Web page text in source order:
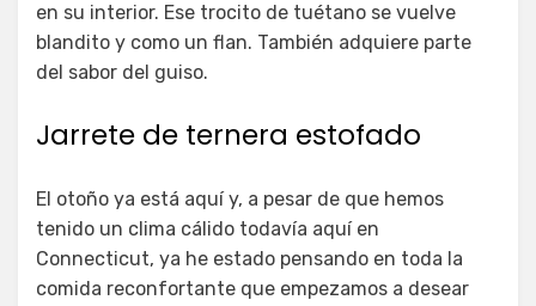
en su interior. Ese trocito de tuétano se vuelve
blandito y como un flan. También adquiere parte
del sabor del guiso.
Jarrete de ternera estofado
El otoño ya está aquí y, a pesar de que hemos
tenido un clima cálido todavía aquí en
Connecticut, ya he estado pensando en toda la
comida reconfortante que empezamos a desear